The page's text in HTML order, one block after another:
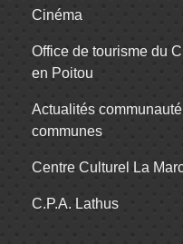
Cinéma
Office de tourisme du
en Poitou
Actualités
communes
Centre Culturel La
C.P.A. Lathus